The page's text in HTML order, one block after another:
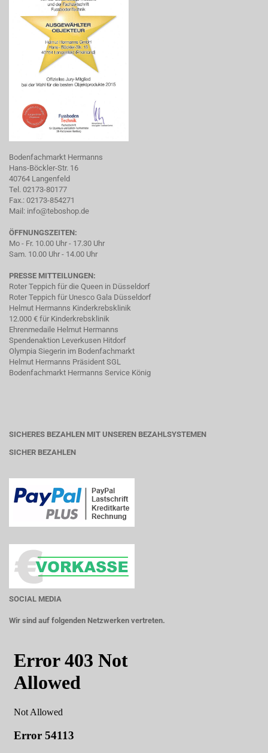
Bodenfachmarkt Hermanns
Hans-Böckler-Str. 16
40764 Langenfeld
Tel. 02173-80177
Fax.: 02173-854271
Mail: info@teboshop.de
ÖFFNUNGSZEITEN:
Mo - Fr. 10.00 Uhr - 17.30 Uhr
Sam. 10.00 Uhr - 14.00 Uhr
PRESSE MITTEILUNGEN:
Roter Teppich für die Queen in Düsseldorf
Roter Teppich für Unesco Gala Düsseldorf
Helmut Hermanns Kinderkrebsklinik
12.000 € für Kinderkrebsklinik
Ehrenmedaile Helmut Hermanns
Spendenaktion Leverkusen Hitdorf
Olympia Siegerin im Bodenfachmarkt
Helmut Hermanns Präsident SGL
Bodenfachmarkt Hermanns Service König
SICHERES BEZAHLEN MIT UNSEREN BEZAHLSYSTEMEN
SICHER BEZAHLEN
SOCIAL MEDIA
Wir sind auf folgenden Netzwerken vertreten.